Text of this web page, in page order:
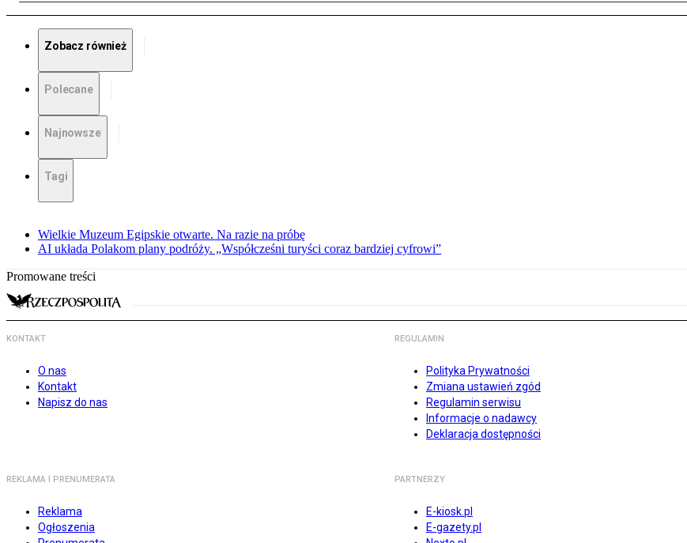
Zobacz również
Polecane
Najnowsze
Tagi
Wielkie Muzeum Egipskie otwarte. Na razie na próbę
AI układa Polakom plany podróży. „Współcześni turyści coraz bardziej cyfrowi”
Promowane treści
KONTAKT
O nas
Kontakt
Napisz do nas
REGULAMIN
Polityka Prywatności
Zmiana ustawień zgód
Regulamin serwisu
Informacje o nadawcy
Deklaracja dostępności
REKLAMA I PRENUMERATA
Reklama
Ogłoszenia
PARTNERZY
E-kiosk.pl
E-gazety.pl